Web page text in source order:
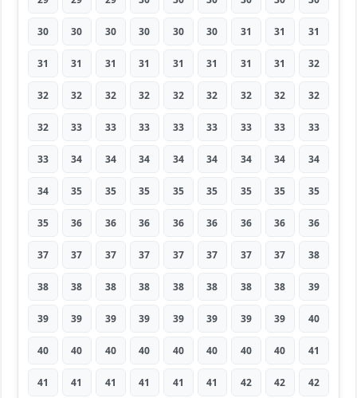
30 30 30 30 30 30 31 31 31
31 31 31 31 31 31 31 31 32
32 32 32 32 32 32 32 32 32
32 33 33 33 33 33 33 33 33
33 34 34 34 34 34 34 34 34
34 35 35 35 35 35 35 35 35
35 36 36 36 36 36 36 36 36
37 37 37 37 37 37 37 37 38
38 38 38 38 38 38 38 38 39
39 39 39 39 39 39 39 39 40
40 40 40 40 40 40 40 40 41
41 41 41 41 41 41 42 42 42